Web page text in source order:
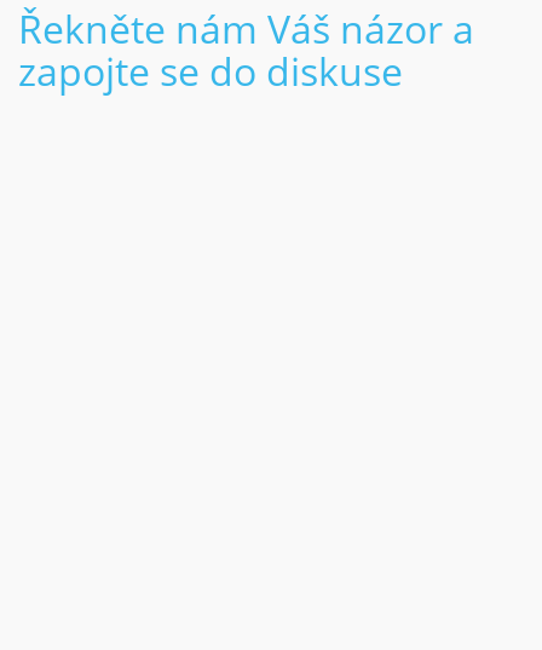
Řekněte nám Váš názor a
zapojte se do diskuse